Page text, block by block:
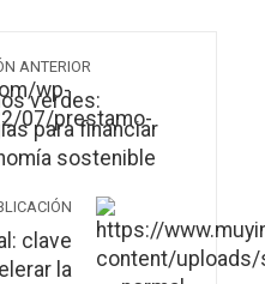
ANTERIOR
verdes:
para financiar
sostenible
clave
la